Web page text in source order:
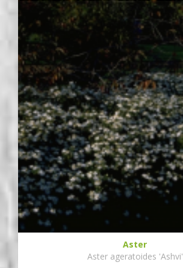
Aster
Aster ageratoides 'Ashvi'